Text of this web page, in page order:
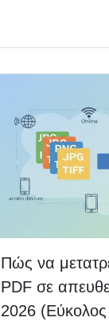
Πώς να
PDF σε
2026